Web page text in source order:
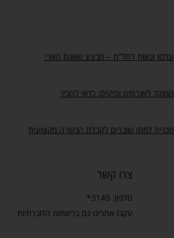
עדכון זכאות לחל”ת – מבצע שאגת הארי
המוקד לאזרחים ותיקים: כדאי להכיר
תכנית למתן שוברים לקבלת הכשרה מקצועית
צרו קשר
טלפון: 3149*
עקבו אחרינו גם ברשתות החברתיות